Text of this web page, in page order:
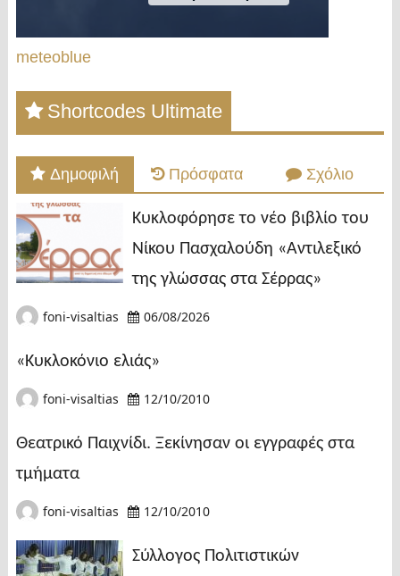
meteoblue
Shortcodes Ultimate
Δημοφιλή Πρόσφατα Σχόλιο
Κυκλοφόρησε το νέο βιβλίο του
Νίκου Πασχαλούδη «Αντιλεξικό
της γλώσσας στα Σέρρας»
foni-visaltias 06/08/2026
«Κυκλοκόνιο ελιάς»
foni-visaltias 12/10/2010
Θεατρικό Παιχνίδι. Ξεκίνησαν οι εγγραφές στα
τμήματα
foni-visaltias 12/10/2010
Σύλλογος Πολιτιστικών